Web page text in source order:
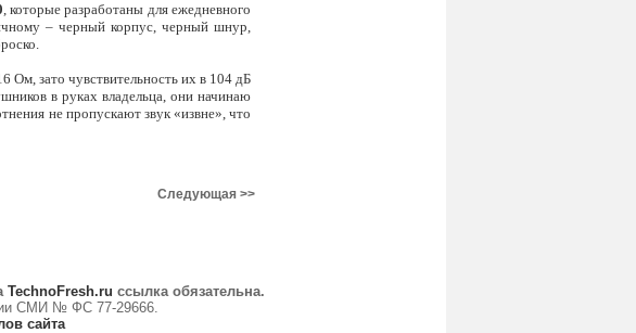
, которые разработаны для ежедневного
– черный корпус, черный шнур,
Ом, зато чувствительность их в 104 дБ
в руках владельца, они начинаю
не пропускают звук «извне», что
Следующая >>
TechnoFresh.ru ссылка обязательна.
СМИ № ФС 77-29666.
сайта